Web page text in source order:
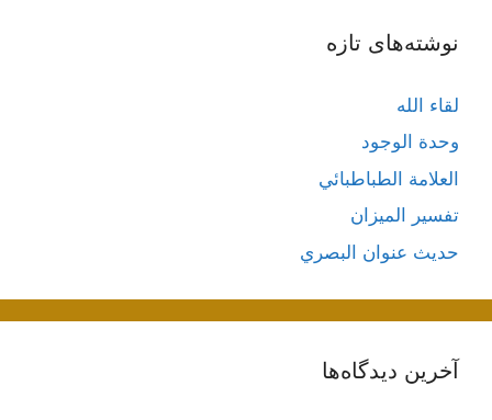
نوشته‌های تازه
لقاء الله
وحدة الوجود
العلامة الطباطبائي
تفسير الميزان
حديث عنوان البصري
آخرین دیدگاه‌ها